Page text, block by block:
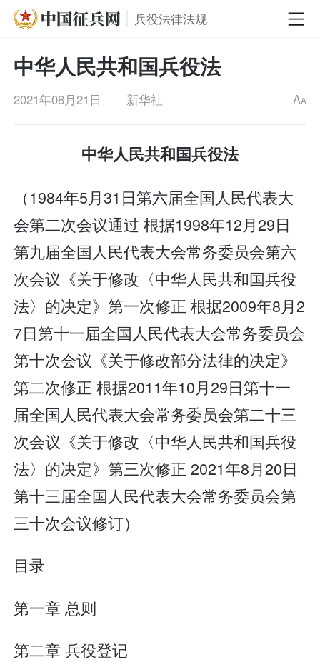
兵役法律法规
中华人民共和国兵役法
2021年08月21日 新华社 AA
中华人民共和国兵役法
（1984年5月31日第六届全国人民代表大
会第二次会议通过 根据1998年12月29日
第九届全国人民代表大会常务委员会第六
次会议《关于修改〈中华人民共和国兵役
法〉的决定》第一次修正 根据2009年8月2
7日第十一届全国人民代表大会常务委员会
第十次会议《关于修改部分法律的决定》
第二次修正 根据2011年10月29日第十一
届全国人民代表大会常务委员会第二十三
次会议《关于修改〈中华人民共和国兵役
法〉的决定》第三次修正 2021年8月20日
第十三届全国人民代表大会常务委员会第
三十次会议修订）
目录
第一章 总则
第二章 兵役登记